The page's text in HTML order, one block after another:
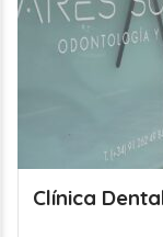
Clínica